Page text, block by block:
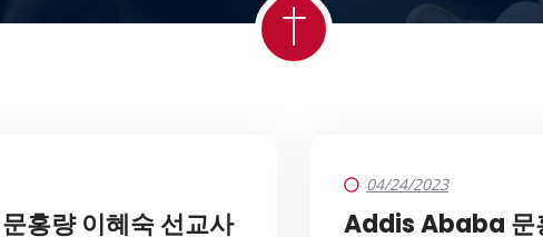
홍량 이혜숙 선교사
04/24/2023
Addis Ababa 문